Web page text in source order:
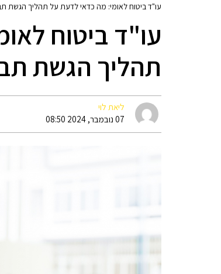
עו"ד ביטוח לאומי: מה כדאי לדעת על תהליך הגשת
עו"ד ביטוח
תהליך הגשת
ליאת לוי
07 נובמבר, 2024 08:50